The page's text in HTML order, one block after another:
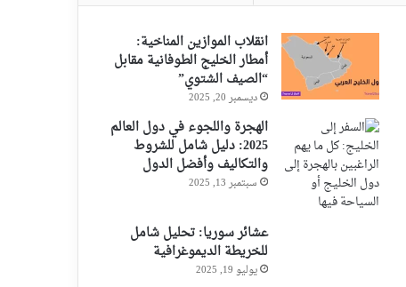
انقلاب الموازين المناخية:
أمطار الخليج الطوفانية مقابل
“الصيف الشتوي”
ديسمبر 20, 2025
الهجرة واللجوء في دول العالم
2025: دليل شامل للشروط
والتكاليف وأفضل الدول
سبتمبر 13, 2025
عشائر سوريا: تحليل شامل
للخريطة الديموغرافية
يوليو 19, 2025